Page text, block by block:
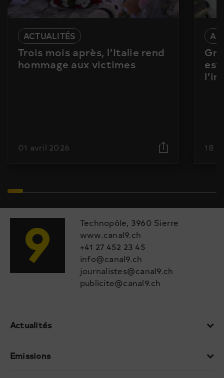
ACTUALITÉS
Trois mois après, l’Italie rend
hommage aux victimes
01 avril 2026
est
18
Technopôle, 3960 Sierre
www.canal9.ch
+41 27 452 23 45
info@canal9.ch
journalistes@canal9.ch
publicite@canal9.ch
Actualités
Emissions